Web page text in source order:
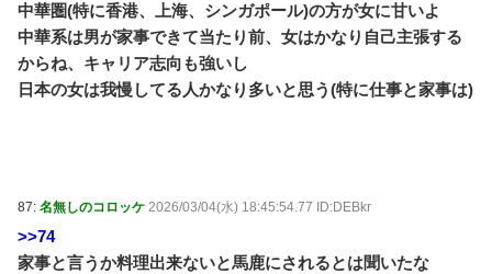
中華圏(特に香港、上海、シンガポール)の方が女に甘いよ
中華系は男が家事できて当たり前、女はかなり自己主張する
からね、キャリア志向も強いし
日本の女は我慢してる人かなり多いと思う(特に仕事と家事は)
87: 名無しのコロッケ 2026/03/04(水) 18:45:54.77 ID:DEBkr
>>74
家事と言うか料理出来ないと馬鹿にされるとは聞いたな